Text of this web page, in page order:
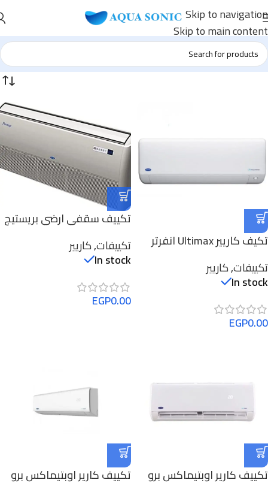
Skip to navigation
Skip to main content
تكيف كاريير Ultimax انفرتر
53QHAET12DN-708F
تكييفات,كاريير
In stock
EGP0.00
تكييف سقفي ارضي بريستيج
53QFLT18-708
تكييفات,كاريير
In stock
EGP0.00
تكييف كارير اوبتيماكس برو تكييف كارير اوبتيماكس برو